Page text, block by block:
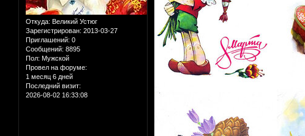
Откуда: Великий Устюг
Зарегистрирован: 2013-03-27
Приглашений: 0
Сообщений: 8895
Пол: Мужской
Провел на форуме:
1 месяц 6 дней
Последний визит:
2026-08-02 16:33:08